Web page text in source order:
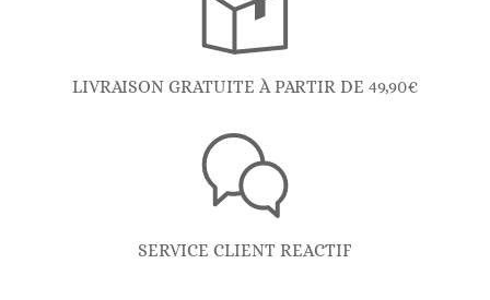
LIVRAISON GRATUITE À PARTIR DE 49,90€
SERVICE CLIENT REACTIF